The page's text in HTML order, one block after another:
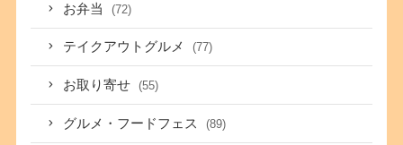
お弁当 (72)
テイクアウトグルメ (77)
お取り寄せ (55)
グルメ・フードフェス (89)